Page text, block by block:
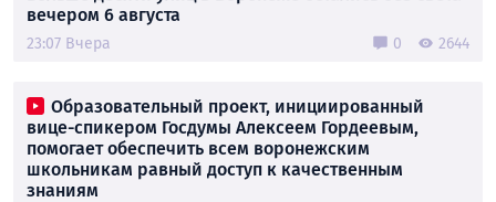
вечером 6 августа
23:07 Вчера 0 2644
Образовательный проект, инициированный
вице-спикером Госдумы Алексеем Гордеевым,
помогает обеспечить всем воронежским
школьникам равный доступ к качественным
знаниям